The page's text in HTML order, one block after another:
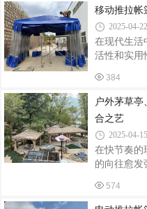
导向的定制
针对餐饮类
源通道，某
增设LED灯
用于美妆快
面装饰板，
倍。结构上
移动推拉帐
2025-04-22
在现代生活
活性和实用
临时商铺，
适的移动
利用更加
拉帐篷的第
若用于户外
椅、是否具
则要注重承
会与客户深
384
户外茅草
合之艺
2025-04-15
在快节奏的
的向往愈发
式，正成为
们提供了休
574